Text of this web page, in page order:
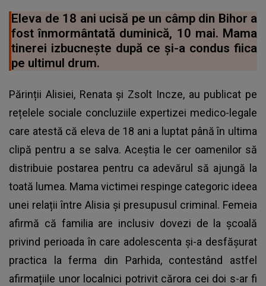
Eleva de 18 ani ucisă pe un câmp din Bihor a
fost înmormântată duminică, 10 mai. Mama
tinerei izbucnește după ce și-a condus fiica
pe ultimul drum.
Părinții Alisiei, Renata și Zsolt Incze, au publicat pe
rețelele sociale concluziile expertizei medico-legale
care atestă că eleva de 18 ani a luptat până în ultima
clipă pentru a se salva. Aceștia le cer oamenilor să
distribuie postarea pentru ca adevărul să ajungă la
toată lumea. Mama victimei respinge categoric ideea
unei relații între Alisia și presupusul criminal. Femeia
afirmă că familia are inclusiv dovezi de la școală
privind perioada în care adolescenta și-a desfășurat
practica la ferma din Parhida, contestând astfel
afirmațiile unor localnici potrivit cărora cei doi s-ar fi